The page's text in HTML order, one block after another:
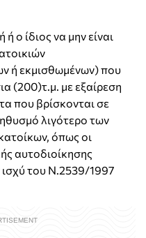
ο ίδιος να μην είναι
ή εκμισθωμένων) που
(200)τ.μ. με εξαίρεση
που βρίσκονται σε
λιγότερο των
όπως οι
αυτοδιοίκησης
του Ν.2539/1997